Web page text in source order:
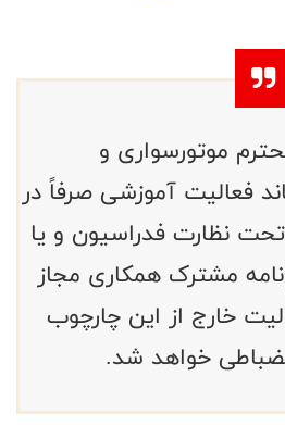
موتورسواری و
فعالیت آموزشی صرفاً در
تحت نظارت فدراسیون و یا
مشترک همکاری مجاز
خارج از این چارچوب
خواهد شد.